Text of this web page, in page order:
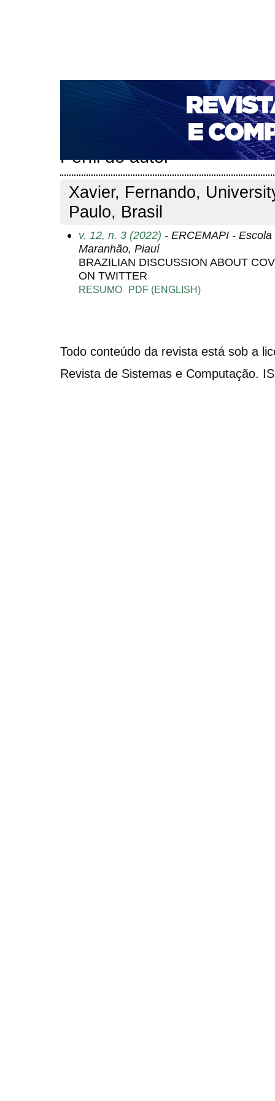
CAPA SOBRE ACESSO CADASTRO
NOTÍCIAS
PORTAL DE REVISTAS DA UNIFACS
PARA AVALIADORES
NOVA SUBMISSÃO
Perfil do autor
Xavier, Fernando,
Paulo, Brasil
v. 12, n. 3 (2022) - ERCEMAPI -
Maranhão, Piauí
BRAZILIAN DISCUSSION ABOUT
ON TWITTER
RESUMO PDF (ENGLISH)
Todo conteúdo da revista está sob a
Revista de Sistemas e Computação.